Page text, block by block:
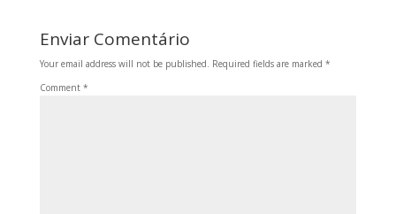
Enviar Comentário
Your email address will not be published. Required fields are marked *
Comment *